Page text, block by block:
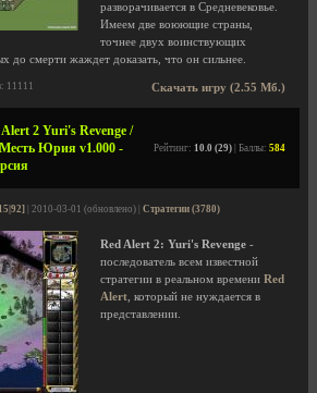
разворачивается в Средневековье.
Имеем две воюющие страны,
точнее двух воинствующих
до смерти жаждет доказать, что он сильнее.
Скачать игру (2.55 Мб.)
11111
2 Yuri's Revenge /
Юрия v1.000 -
Рейтинг: 10.0 (29) | Баллы: 584
| 2010-03-01 (обновлено) | Стратегии (3780)
Red Alert 2: Yuri's Revenge -
последователь всем известной
стратегии в реальном времени Red
Alert , который не нуждается в
представлении.